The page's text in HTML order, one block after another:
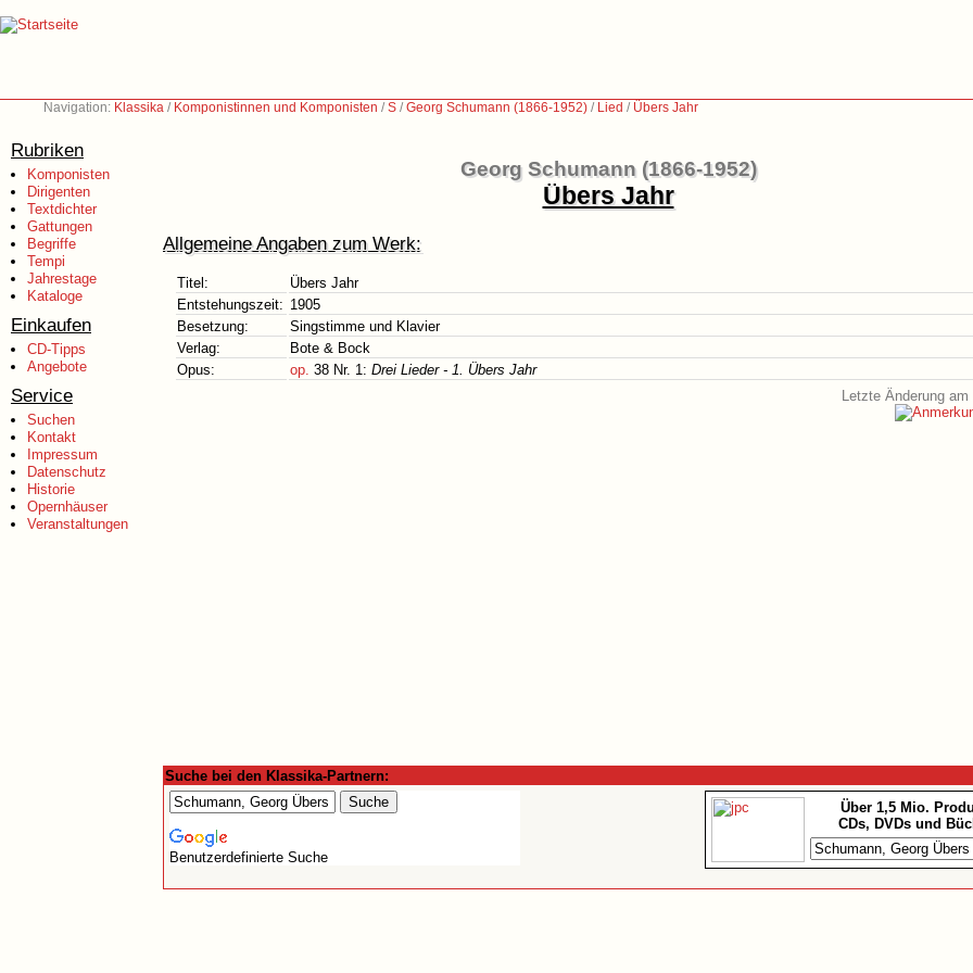
Navigation: Klassika / Komponistinnen und Komponisten /S /Georg Schumann (1866-1952) / Lied / Übers Jahr
Rubriken
Komponisten
Dirigenten
Textdichter
Gattungen
Begriffe
Tempi
Jahrestage
Kataloge
Einkaufen
CD-Tipps
Angebote
Service
Suchen
Kontakt
Impressum
Datenschutz
Historie
Opernhäuser
Veranstaltungen
Georg Schumann (1866-1952)
Übers Jahr
Allgemeine Angaben zum Werk:
Titel:
Übers Jahr
Entstehungszeit: 1905
Besetzung:
Singstimme und Klavier
Verlag:
Bote & Bock
Opus:
op. 38 Nr. 1: Drei Lieder - 1. Übers Jahr
Letzte Änderung
Suche bei den Klassika-Partnern:
Benutzerdefinierte Suche
Über 1,5 Mio.
CDs, DVDs und